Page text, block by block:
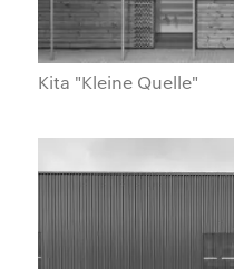
Kita "Kleine Quelle"